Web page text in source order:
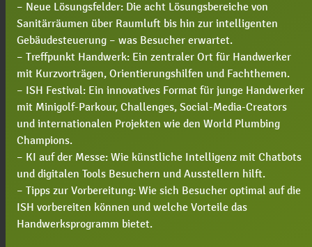
– Neue Lösungsfelder: Die acht Lösungsbereiche von
Sanitärräumen über Raumluft bis hin zur intelligenten
Gebäudesteuerung – was Besucher erwartet.
– Treffpunkt Handwerk: Ein zentraler Ort für Handwerker
mit Kurzvorträgen, Orientierungshilfen und Fachthemen.
– ISH Festival: Ein innovatives Format für junge Handwerker
mit Minigolf-Parkour, Challenges, Social-Media-Creators
und internationalen Projekten wie den World Plumbing
Champions.
– KI auf der Messe: Wie künstliche Intelligenz mit Chatbots
und digitalen Tools Besuchern und Ausstellern hilft.
– Tipps zur Vorbereitung: Wie sich Besucher optimal auf die
ISH vorbereiten können und welche Vorteile das
Handwerksprogramm bietet.